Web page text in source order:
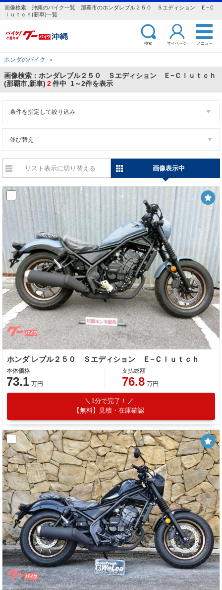
画像検索：沖縄のバイク一覧：那覇市のホンダレブル２５０ Ｓエディション Ｅ−Ｃ
ｌｕｔｃｈ(新車)一覧
検索 マイページ メニュー
ホンダのバイク ＞
画像検索：ホンダレブル２５０ Ｓエディション Ｅ−Ｃｌｕｔｃｈ
(那覇市,新車) 2件中 1～2件を表示
条件を指定して絞り込み
並び替え
リスト表示に切り替える 画像表示中
ホンダ レブル２５０ Ｓエディション Ｅ−Ｃｌｕｔｃｈ
本体価格
73.1 万円
支払総額
76.8 万円
1分で完了！
【無料】見積・在庫確認